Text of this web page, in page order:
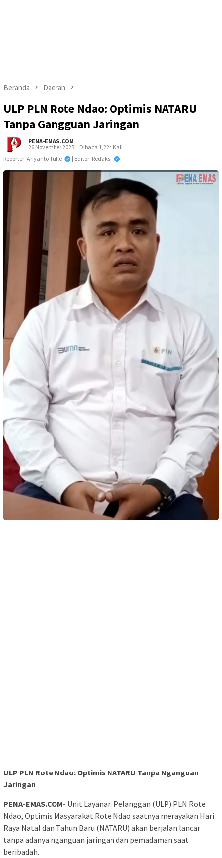
Beranda Daerah
ULP PLN Rote Ndao: Optimis NATARU
Tanpa Gangguan Jaringan
PENA-EMAS.COM
26 November 2025
Dibaca 1,224 Kali
Reporter: Ariyanto Tulle
| Editor: Redaksi
ULP PLN Rote Ndao: Optimis NATARU Tanpa Nganguan
Jaringan
PENA-EMAS.COM- Unit Layanan Pelanggan (ULP) PLN Rote
Ndao, Optimis Masyarakat Rote Ndao saatnya merayakan Hari
Raya Natal dan Tahun Baru (NATARU) akan berjalan lancar
tanpa adanya nganguan jaringan dan pemadaman saat
beribadah.